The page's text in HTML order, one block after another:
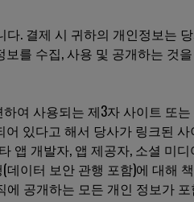
. 결제 시 귀하의 개인정보는
를 수집, 사용 및 공개하는 것
여 사용되는 제3자 사이트 또
있다고 해서 당사가 링크된
기타 앱 개발자, 앱 제공자, 소셜
이터 보안 관행 포함)에 대해
공개하는 모든 개인 정보가